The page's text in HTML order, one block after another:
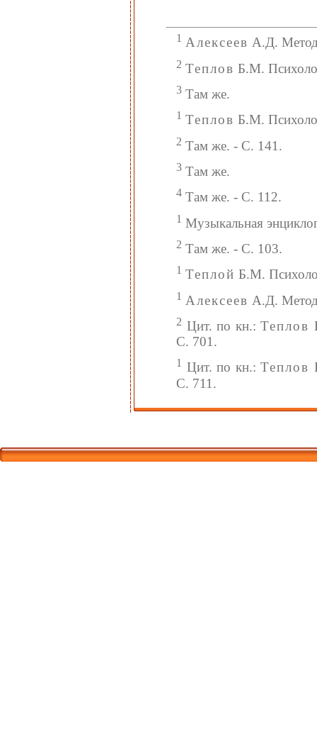
1 Алексеев А.Д.
2 Теплов Б.М.
3 Там же.
1 Теплов Б.М.
2 Там же. - С. 141.
3 Там же.
4 Там же. - С. 112.
1 Музыкальная
2 Там же. - С. 103.
1 Теплой Б.М.
1 Алексеев А.Д.
2 Цит. по кн.:Теплов
С. 701.
1 Цит. по кн.:Теплов
С. 711.